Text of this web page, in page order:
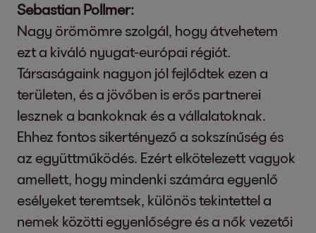
Sebastian Pollmer:
Nagy örömömre szolgál, hogy átvehetem
ezt a kiváló nyugat-európai régiót.
Társaságaink nagyon jól fejlődtek ezen a
területen, és a jövőben is erős partnerei
lesznek a bankoknak és a vállalatoknak.
Ehhez fontos sikertényező a sokszínűség és
az együttműködés. Ezért elkötelezett vagyok
amellett, hogy mindenki számára egyenlő
esélyeket teremtsek, különös tekintettel a
nemek közötti egyenlőségre és a nők vezetői